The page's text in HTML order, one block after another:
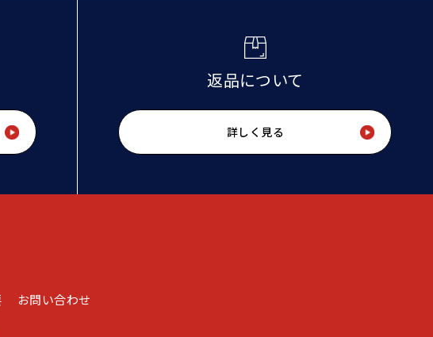
返品について
詳しく見る
お問い合わせ